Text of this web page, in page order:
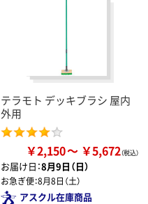
テラモト デッキブラシ 屋内
外用
￥2,150 ￥5,672
お届け日：8月9日（日）
お急ぎ便：8月8日（土）
アスクル在庫商品